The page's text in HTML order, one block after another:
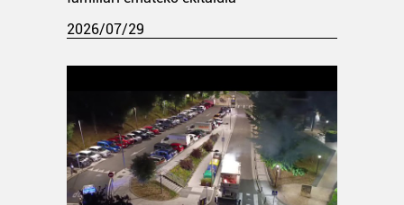
2026/07/29